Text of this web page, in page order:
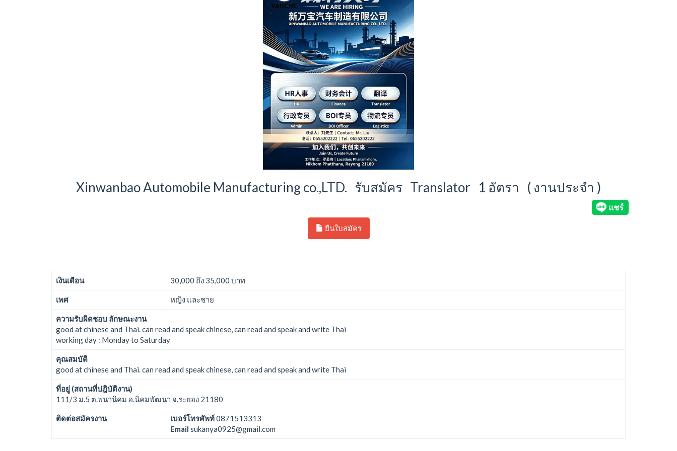
Xinwanbao Automobile Manufacturing co.,LTD. รับสมัคร Translator 1 อัตรา ( งานประจำ )
ยืนใบสมัคร
เงินเดือน 30,000 ถึง 35,000 บาท
เพศ หญิง และชาย
ความรับผิดชอบ ลักษณะงาน
good at chinese and Thai. can read and speak chinese, can read and speak and write Thai
working day : Monday to Saturday
คุณสมบัติ
good at chinese and Thai. can read and speak chinese, can read and speak and write Thai
ที่อยู่ (สถานที่ปฎิบัติงาน)
111/3 ม.5 ต.พนานิคม อ.นิคมพัฒนา จ.ระยอง 21180
ติดต่อสมัครงาน เบอร์โทรศัพท์0871513313
Email sukanya0925@gmail.com